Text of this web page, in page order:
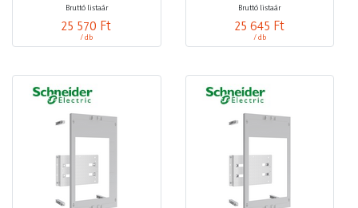
Bruttó listaár
25 570 Ft
/ db
Bruttó listaár
25 645 Ft
/ db